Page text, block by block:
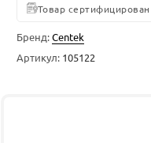
Товар сертифицирован
Бренд:Centek
Артикул: 105122